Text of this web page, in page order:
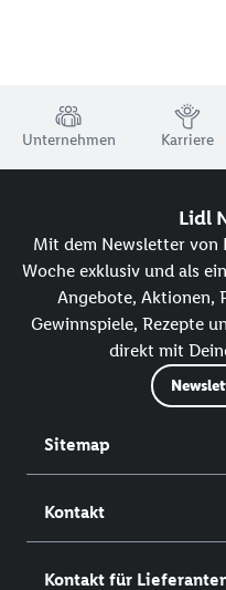
TRUSTBAR
Unternehmen Karriere
Lidl
Mit dem Newsletter von
Woche exklusiv und als
Angebote, Aktionen,
Gewinnspiele, Rezepte
direkt mit
Sitemap
Kontakt
Kontakt für